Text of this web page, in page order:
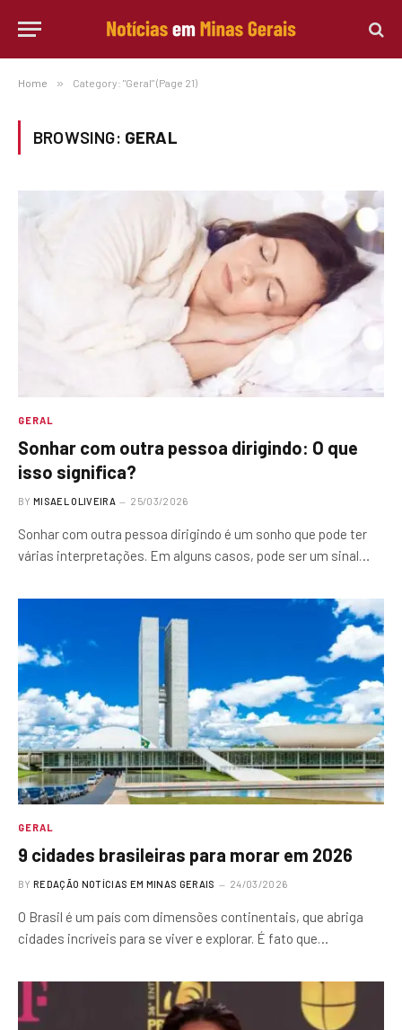
Home » Category: "Geral" (Page 21)
BROWSING: GERAL
GERAL
Sonhar com outra pessoa dirigindo: O que
isso significa?
BY MISAEL OLIVEIRA 25/03/2026
Sonhar com outra pessoa dirigindo é um sonho que pode ter
várias interpretações. Em alguns casos, pode ser um sinal…
GERAL
9 cidades brasileiras para morar em 2026
BY REDAÇÃO NOTÍCIAS EM MINAS GERAIS 24/03/2026
O Brasil é um país com dimensões continentais, que abriga
cidades incríveis para se viver e explorar. É fato que…